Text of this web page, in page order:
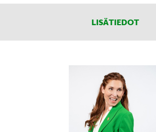
LISÄTIEDOT